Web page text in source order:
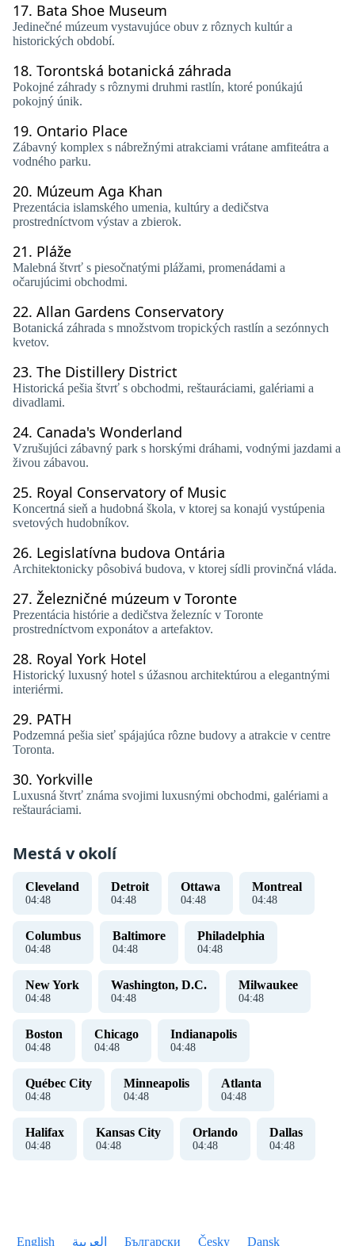
17. Bata Shoe Museum
Jedinečné múzeum vystavujúce obuv z rôznych kultúr a
historických období.
18. Torontská botanická záhrada
Pokojné záhrady s rôznymi druhmi rastlín, ktoré ponúkajú
pokojný únik.
19. Ontario Place
Zábavný komplex s nábrežnými atrakciami vrátane amfiteátra a
vodného parku.
20. Múzeum Aga Khan
Prezentácia islamského umenia, kultúry a dedičstva
prostredníctvom výstav a zbierok.
21. Pláže
Malebná štvrť s piesočnatými plážami, promenádami a
očarujúcimi obchodmi.
22. Allan Gardens Conservatory
Botanická záhrada s množstvom tropických rastlín a sezónnych
kvetov.
23. The Distillery District
Historická pešia štvrť s obchodmi, reštauráciami, galériami a
divadlami.
24. Canada's Wonderland
Vzrušujúci zábavný park s horskými dráhami, vodnými jazdami a
živou zábavou.
25. Royal Conservatory of Music
Koncertná sieň a hudobná škola, v ktorej sa konajú vystúpenia
svetových hudobníkov.
26. Legislatívna budova Ontária
Architektonicky pôsobivá budova, v ktorej sídli provinčná vláda.
27. Železničné múzeum v Toronte
Prezentácia histórie a dedičstva železníc v Toronte
prostredníctvom exponátov a artefaktov.
28. Royal York Hotel
Historický luxusný hotel s úžasnou architektúrou a elegantnými
interiérmi.
29. PATH
Podzemná pešia sieť spájajúca rôzne budovy a atrakcie v centre
Toronta.
30. Yorkville
Luxusná štvrť známa svojimi luxusnými obchodmi, galériami a
reštauráciami.
Mestá v okolí
Cleveland
04:48
Detroit
04:48
Ottawa
04:48
Montreal
04:48
Columbus
04:48
Baltimore
04:48
Philadelphia
04:48
New York
04:48
Washington, D.C.
04:48
Milwaukee
04:48
Boston
04:48
Chicago
04:48
Indianapolis
04:48
Québec City
04:48
Minneapolis
04:48
Atlanta
04:48
Halifax
04:48
Kansas City
04:48
Orlando
04:48
Dallas
04:48
English العربية Български Česky Dansk